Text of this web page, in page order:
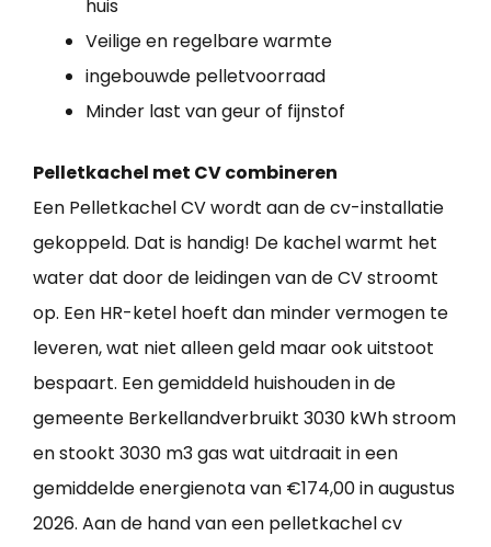
huis
Veilige en regelbare warmte
ingebouwde pelletvoorraad
Minder last van geur of fijnstof
Pelletkachel met CV combineren
Een Pelletkachel CV wordt aan de cv-installatie
gekoppeld. Dat is handig! De kachel warmt het
water dat door de leidingen van de CV stroomt
op. Een HR-ketel hoeft dan minder vermogen te
leveren, wat niet alleen geld maar ook uitstoot
bespaart. Een gemiddeld huishouden in de
gemeente Berkellandverbruikt 3030 kWh stroom
en stookt 3030 m3 gas wat uitdraait in een
gemiddelde energienota van €174,00 in augustus
2026. Aan de hand van een pelletkachel cv